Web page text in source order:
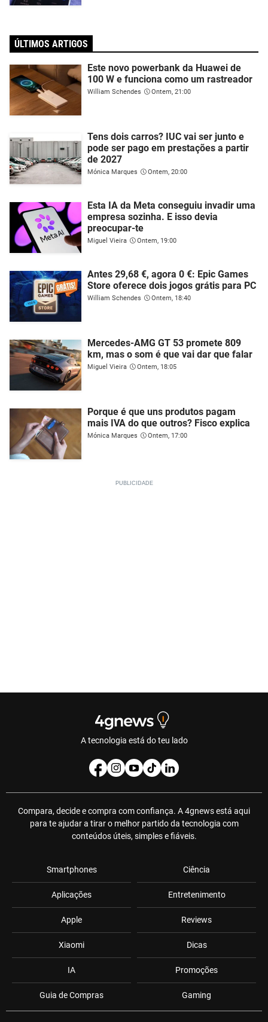
ÚLTIMOS ARTIGOS
Este novo powerbank da Huawei de
100 W e funciona como um rastreador
William Schendes Ontem, 21:00
Tens dois carros? IUC vai ser junto e
pode ser pago em prestações a partir
de 2027
Mónica Marques Ontem, 20:00
Esta IA da Meta conseguiu invadir uma
empresa sozinha. E isso devia
preocupar-te
Miguel Vieira Ontem, 19:00
Antes 29,68 €, agora 0 €: Epic Games
Store oferece dois jogos grátis para PC
William Schendes Ontem, 18:40
Mercedes-AMG GT 53 promete 809
km, mas o som é que vai dar que falar
Miguel Vieira Ontem, 18:05
Porque é que uns produtos pagam
mais IVA do que outros? Fisco explica
Mónica Marques Ontem, 17:00
A tecnologia está do teu lado
Compara, decide e compra com confiança. A 4gnews está aqui
para te ajudar a tirar o melhor partido da tecnologia com
conteúdos úteis, simples e fiáveis.
Smartphones
Aplicações
Apple
Xiaomi
IA
Guia de Compras
Ciência
Entretenimento
Reviews
Dicas
Promoções
Gaming